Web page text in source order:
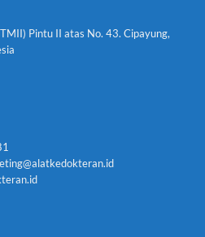
Pintu II atas No. 43. Cipayung,